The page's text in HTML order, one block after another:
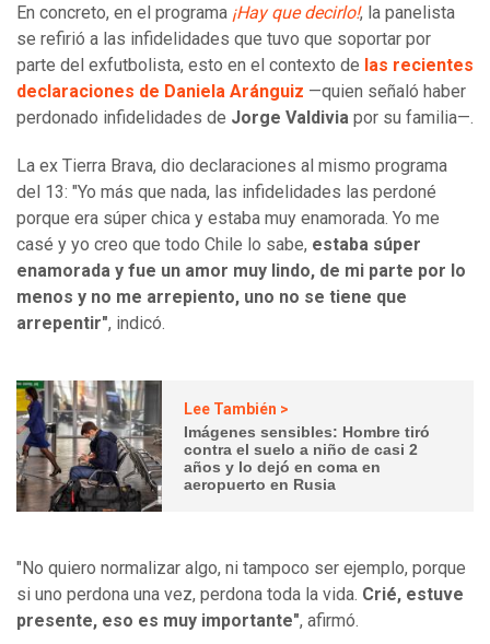
En concreto, en el programa ¡Hay que decirlo!, la panelista
se refirió a las infidelidades que tuvo que soportar por
parte del exfutbolista, esto en el contexto de las recientes
declaraciones de Daniela Aránguiz —quien señaló haber
perdonado infidelidades de Jorge Valdivia por su familia—.
La ex Tierra Brava, dio declaraciones al mismo programa
del 13: "Yo más que nada, las infidelidades las perdoné
porque era súper chica y estaba muy enamorada. Yo me
casé y yo creo que todo Chile lo sabe, estaba súper
enamorada y fue un amor muy lindo, de mi parte por lo
menos y no me arrepiento, uno no se tiene que
arrepentir", indicó.
Lee También >
Imágenes sensibles: Hombre tiró
contra el suelo a niño de casi 2
años y lo dejó en coma en
aeropuerto en Rusia
"No quiero normalizar algo, ni tampoco ser ejemplo, porque
si uno perdona una vez, perdona toda la vida. Crié, estuve
presente, eso es muy importante", afirmó.